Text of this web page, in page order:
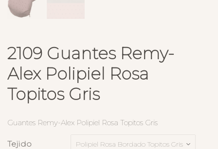
2109 Guantes Remy-
Alex Polipiel Rosa
Topitos Gris
Guantes Remy-Alex Polipiel Rosa Topitos Gris
Tejido